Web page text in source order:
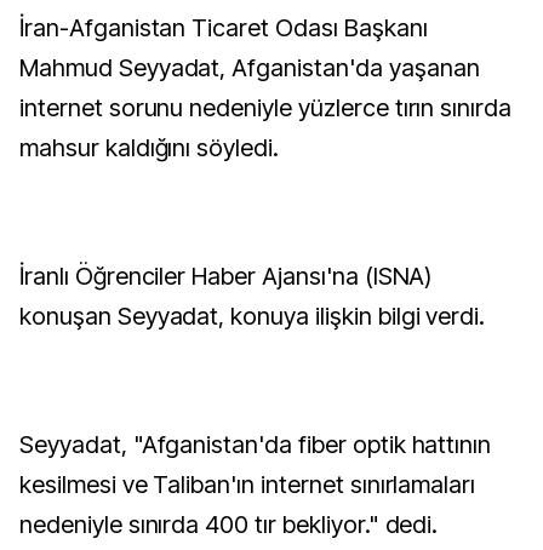
İran-Afganistan Ticaret Odası Başkanı
Mahmud Seyyadat, Afganistan'da yaşanan
internet sorunu nedeniyle yüzlerce tırın sınırda
mahsur kaldığını söyledi.
İranlı Öğrenciler Haber Ajansı'na (ISNA)
konuşan Seyyadat, konuya ilişkin bilgi verdi.
Seyyadat, "Afganistan'da fiber optik hattının
kesilmesi ve Taliban'ın internet sınırlamaları
nedeniyle sınırda 400 tır bekliyor." dedi.